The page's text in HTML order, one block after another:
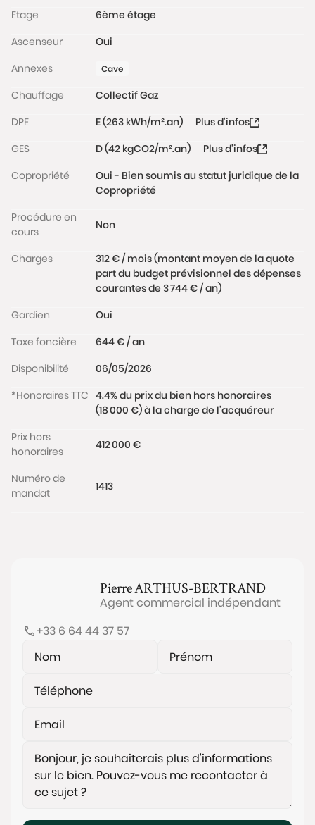
Le quartier des Sablons offre un cadre de vie
dynamique et recherché, avec ses nombreux
immédiate des transports (métro ligne 1 - station
déplacements vers Paris et l’ouest parisien.
Les informations sur les risques auxquels ce bien est
exposé sont disponibles sur le site
www.georisques.gouv.fr
Etage
6ème étage
Ascenseur
Oui
Annexes
Cave
Chauffage
Collectif Gaz
DPE
E (263 kWh/m².an)
Plus d'infos
GES
D (42 kgCO2/m².an)
Plus d'infos
Copropriété
Oui - Bien soumis au statut juridique de la
Copropriété
Procédure en
cours
Non
Charges
312 € / mois (montant moyen de la quote
part du budget prévisionnel des dépenses
courantes de 3 744 € / an)
Gardien
Oui
Taxe foncière
644 € / an
Disponibilité
06/05/2026
*Honoraires TTC 4.4% du prix du bien hors honoraires
(18 000 €) à la charge de l'acquéreur
Prix hors
honoraires
412 000 €
Numéro de
mandat
1413
PierreARTHUS-BERTRAND
Agent commercial indépendant
+33 6 64 44 37 57